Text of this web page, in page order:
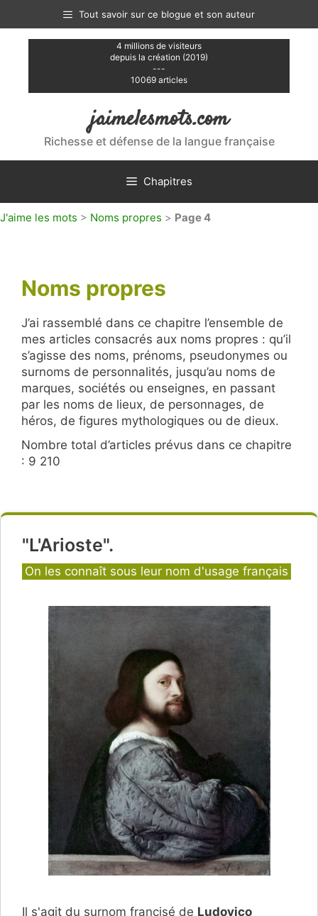
contenu
Tout savoir sur ce blogue et son auteur
4 millions de visiteurs
depuis la création (2019)
---
10069 articles
jaimelesmots.com
Richesse et défense de la langue française
Chapitres
J'aime les mots > Noms propres > Page 4
Noms propres
J’ai rassemblé dans ce chapitre l’ensemble de
mes articles consacrés aux noms propres : qu’il
s’agisse des noms, prénoms, pseudonymes ou
surnoms de personnalités, jusqu’au noms de
marques, sociétés ou enseignes, en passant
par les noms de lieux, de personnages, de
héros, de figures mythologiques ou de dieux.
Nombre total d’articles prévus dans ce chapitre
: 9 210
"L'Arioste".
Catégories
On les connaît sous leur nom d'usage français
Il s'agit du surnom francisé de Ludovico